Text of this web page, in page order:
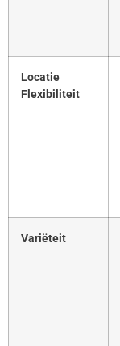
Locatie
Flexibiliteit
Variëteit